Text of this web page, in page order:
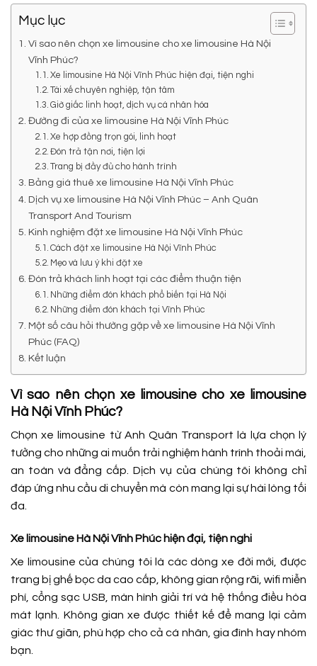
Mục lục
Vì sao nên chọn xe limousine cho xe limousine Hà Nội
Vĩnh Phúc?
Xe limousine Hà Nội Vĩnh Phúc hiện đại, tiện nghi
Tài xế chuyên nghiệp, tận tâm
Giờ giấc linh hoạt, dịch vụ cá nhân hóa
Đường đi của xe limousine Hà Nội Vĩnh Phúc
Xe hợp đồng trọn gói, linh hoạt
Đón trả tận nơi, tiện lợi
Trang bị đầy đủ cho hành trình
Bảng giá thuê xe limousine Hà Nội Vĩnh Phúc
Dịch vụ xe limousine Hà Nội Vĩnh Phúc – Anh Quân
Transport And Tourism
Kinh nghiệm đặt xe limousine Hà Nội Vĩnh Phúc
Cách đặt xe limousine Hà Nội Vĩnh Phúc
Mẹo và lưu ý khi đặt xe
Đón trả khách linh hoạt tại các điểm thuận tiện
Những điểm đón khách phổ biến tại Hà Nội
Những điểm đón khách tại Vĩnh Phúc
Một số câu hỏi thường gặp về xe limousine Hà Nội Vĩnh
Phúc (FAQ)
Kết luận
Vì sao nên chọn xe limousine cho xe limousine
Hà Nội Vĩnh Phúc?
Chọn xe limousine từ Anh Quân Transport là lựa chọn lý
tưởng cho những ai muốn trải nghiệm hành trình thoải mái,
an toàn và đẳng cấp. Dịch vụ của chúng tôi không chỉ
đáp ứng nhu cầu di chuyển mà còn mang lại sự hài lòng tối
đa.
Xe limousine Hà Nội Vĩnh Phúc hiện đại, tiện nghi
Xe limousine của chúng tôi là các dòng xe đời mới, được
trang bị ghế bọc da cao cấp, không gian rộng rãi, wifi miễn
phí, cổng sạc USB, màn hình giải trí và hệ thống điều hòa
mát lạnh. Không gian xe được thiết kế để mang lại cảm
giác thư giãn, phù hợp cho cả cá nhân, gia đình hay nhóm
bạn.